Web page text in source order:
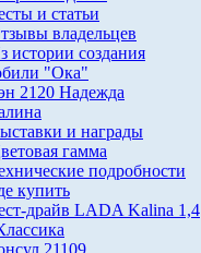
и статьи
владельцев
истории создания
"Ока"
2120 Надежда
и награды
гамма
подробности
купить
драйв LADA Kalina 1,4
21109